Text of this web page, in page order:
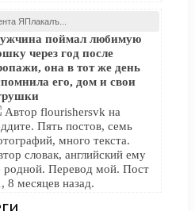
ЯПлакалъ...
поймал любимую
через год после
она в тот же день
его, дом и свои
Автор flourishersvk на
Пять постов, семь
много текста.
словак, английский ему
родной. Перевод мой. Пост
8 месяцев назад.